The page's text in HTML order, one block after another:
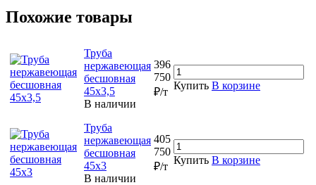
Похожие товары
Труба
нержавеющая
бесшовная
45х3,5
В наличии
396
750
₽/т
Купить В корзине
Труба
нержавеющая
бесшовная
45х3
В наличии
405
750
₽/т
Купить В корзине